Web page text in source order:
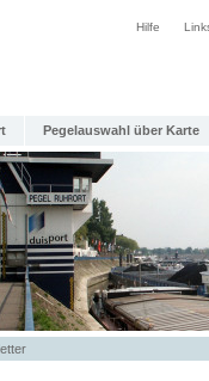
Hilfe
Pegelauswahl über Karte